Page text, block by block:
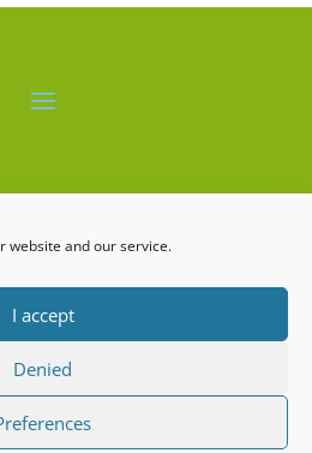
website and our service.
I accept
DeniedCopyrigth ©2026